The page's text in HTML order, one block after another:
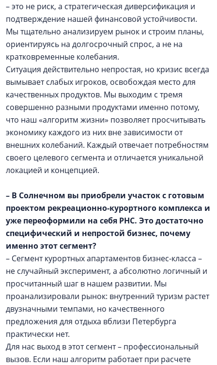
– это не риск, а стратегическая диверсификация и
подтверждение нашей финансовой устойчивости.
Мы тщательно анализируем рынок и строим планы,
ориентируясь на долгосрочный спрос, а не на
кратковременные колебания.
Ситуация действительно непростая, но кризис всегда
вымывает слабых игроков, освобождая место для
качественных продуктов. Мы выходим с тремя
совершенно разными продуктами именно потому,
что наш «алгоритм жизни» позволяет просчитывать
экономику каждого из них вне зависимости от
внешних колебаний. Каждый отвечает потребностям
своего целевого сегмента и отличается уникальной
локацией и концепцией.
– В Солнечном вы приобрели участок с готовым
проектом рекреационно-курортного комплекса и
уже переоформили на себя РНС. Это достаточно
специфический и непростой бизнес, почему
именно этот сегмент?
– Сегмент курортных апартаментов бизнес-класса –
не случайный эксперимент, а абсолютно логичный и
просчитанный шаг в нашем развитии. Мы
проанализировали рынок: внутренний туризм растет
двузначными темпами, но качественного
предложения для отдыха вблизи Петербурга
практически нет.
Для нас выход в этот сегмент – профессиональный
вызов. Если наш алгоритм работает при расчете